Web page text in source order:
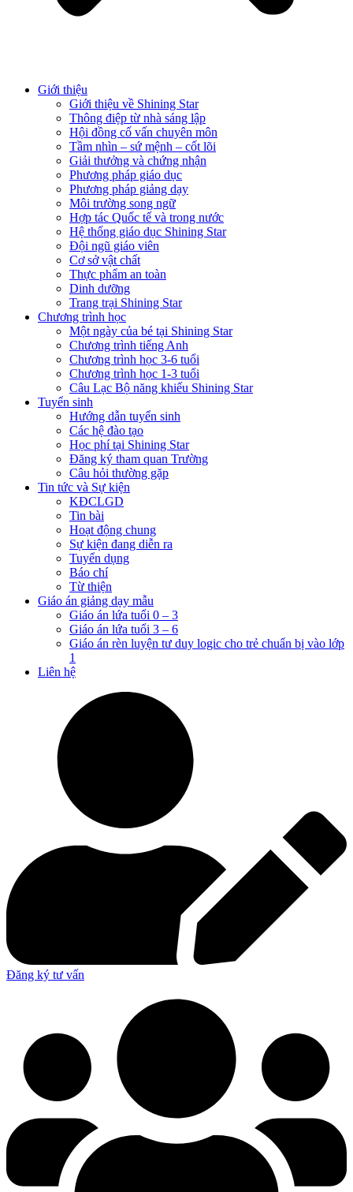
Giới thiệu
Giới thiệu về Shining Star
Thông điệp từ nhà sáng lập
Hội đồng cố vấn chuyên môn
Tầm nhìn – sứ mệnh – cốt lõi
Giải thưởng và chứng nhận
Phương pháp giáo dục
Phương pháp giảng dạy
Môi trường song ngữ
Hợp tác Quốc tế và trong nước
Hệ thống giáo dục Shining Star
Đội ngũ giáo viên
Cơ sở vật chất
Thực phẩm an toàn
Dinh dưỡng
Trang trại Shining Star
Chương trình học
Một ngày của bé tại Shining Star
Chương trình tiếng Anh
Chương trình học 3-6 tuổi
Chương trình học 1-3 tuổi
Câu Lạc Bộ năng khiếu Shining Star
Tuyển sinh
Hướng dẫn tuyển sinh
Các hệ đào tạo
Học phí tại Shining Star
Đăng ký tham quan Trường
Câu hỏi thường gặp
Tin tức và Sự kiện
KĐCLGD
Tin bài
Hoạt động chung
Sự kiện đang diễn ra
Tuyển dụng
Báo chí
Từ thiện
Giáo án giảng dạy mẫu
Giáo án lứa tuổi 0 – 3
Giáo án lứa tuổi 3 – 6
Giáo án rèn luyện tư duy logic cho trẻ chuẩn bị vào lớp
1
Liên hệ
Đăng ký tư vấn